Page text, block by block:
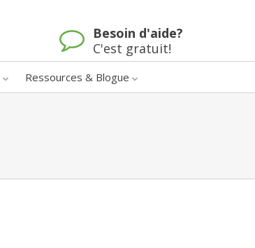
Besoin d'aide?
C'est gratuit!
Ressources & Blogue